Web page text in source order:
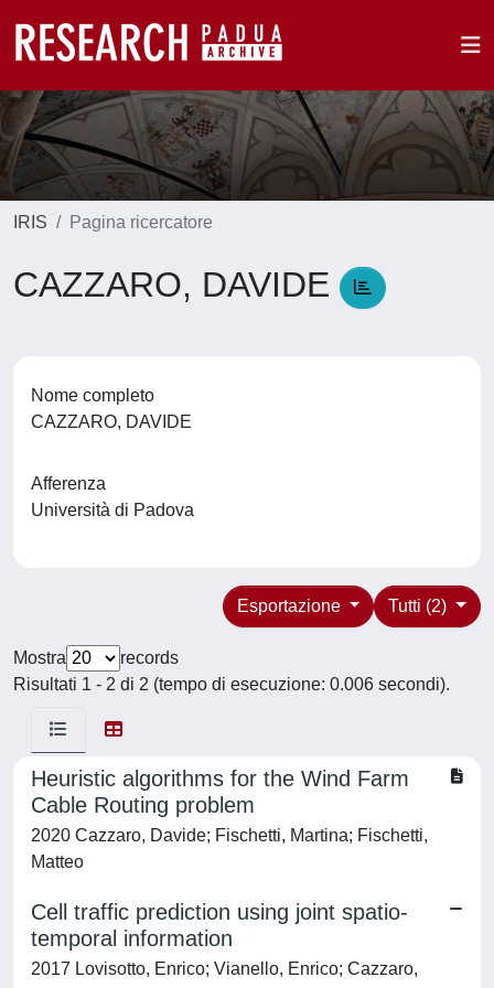
IRIS Pagina ricercatore
CAZZARO, DAVIDE
Nome completo
CAZZARO, DAVIDE
Afferenza
Università di Padova
Tutti (2)
Esportazione
Mostra
records
Risultati 1 - 2 di 2 (tempo di esecuzione: 0.006 secondi).
Heuristic algorithms for the Wind Farm
Cable Routing problem
2020 Cazzaro, Davide; Fischetti, Martina; Fischetti,
Matteo
Cell traffic prediction using joint spatio-
temporal information
2017 Lovisotto, Enrico; Vianello, Enrico; Cazzaro,